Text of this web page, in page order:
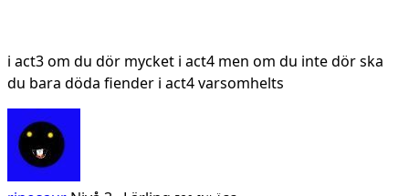
i act3 om du dör mycket i act4 men om du inte dör ska
du bara döda fiender i act4 varsomhelts